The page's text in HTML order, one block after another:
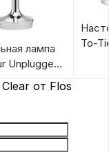
лампа
Unplugged
To-
от Flos